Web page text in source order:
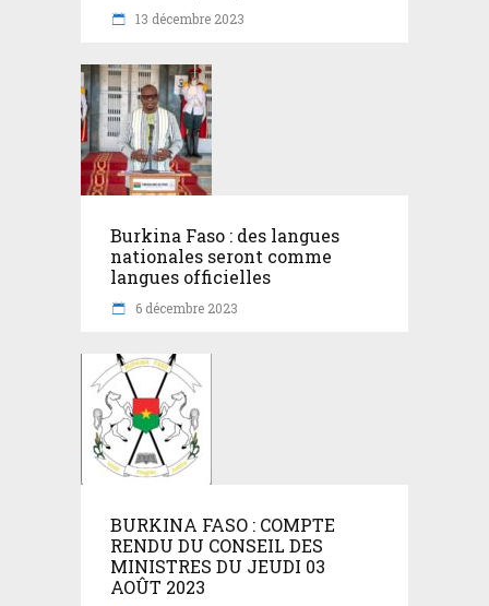
13 décembre 2023
Burkina Faso : des langues
nationales seront comme
langues officielles
6 décembre 2023
BURKINA FASO : COMPTE
RENDU DU CONSEIL DES
MINISTRES DU JEUDI 03
AOÛT 2023